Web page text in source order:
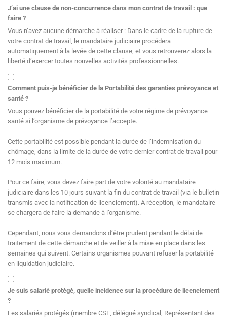
J’ai une clause de non-concurrence dans mon contrat de travail : que
faire ?
Vous n’avez aucune démarche à réaliser : Dans le cadre de la rupture de
votre contrat de travail, le mandataire judiciaire procédera
automatiquement à la levée de cette clause, et vous retrouverez alors la
liberté d’exercer toutes nouvelles activités professionnelles.
Comment puis-je bénéficier de la Portabilité des garanties prévoyance et
santé ?
Vous pouvez bénéficier de la portabilité de votre régime de prévoyance –
santé si l’organisme de prévoyance l’accepte.
Cette portabilité est possible pendant la durée de l’indemnisation du
chômage, dans la limite de la durée de votre dernier contrat de travail pour
12 mois maximum.
Pour ce faire, vous devez faire part de votre volonté au mandataire
judiciaire dans les 10 jours suivant la fin du contrat de travail (via le bulletin
transmis avec la notification de licenciement). A réception, le mandataire
se chargera de faire la demande à l’organisme.
Cependant, nous vous demandons d’être prudent pendant le délai de
traitement de cette démarche et de veiller à la mise en place dans les
semaines qui suivent. Certains organismes pouvant refuser la portabilité
en liquidation judiciaire.
Je suis salarié protégé, quelle incidence sur la procédure de licenciement
?
Les salariés protégés (membre CSE, délégué syndical, Représentant des